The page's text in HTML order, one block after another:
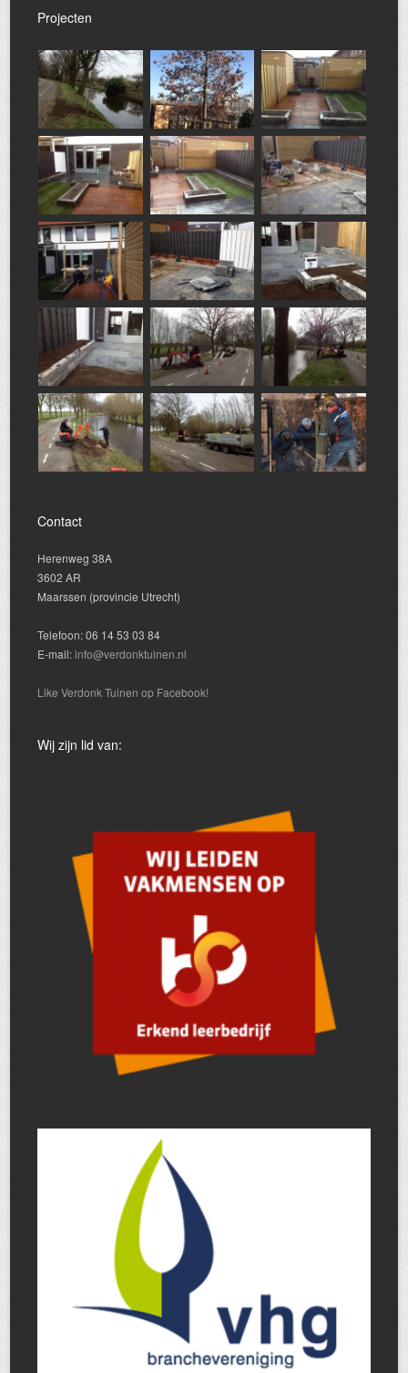
Projecten
Contact
Herenweg 38A
3602 AR
Maarssen (provincie Utrecht)
Telefoon: 06 14 53 03 84
E-mail:info@verdonktuinen.nl
Like Verdonk Tuinen op Facebook!
Wij zijn lid van: